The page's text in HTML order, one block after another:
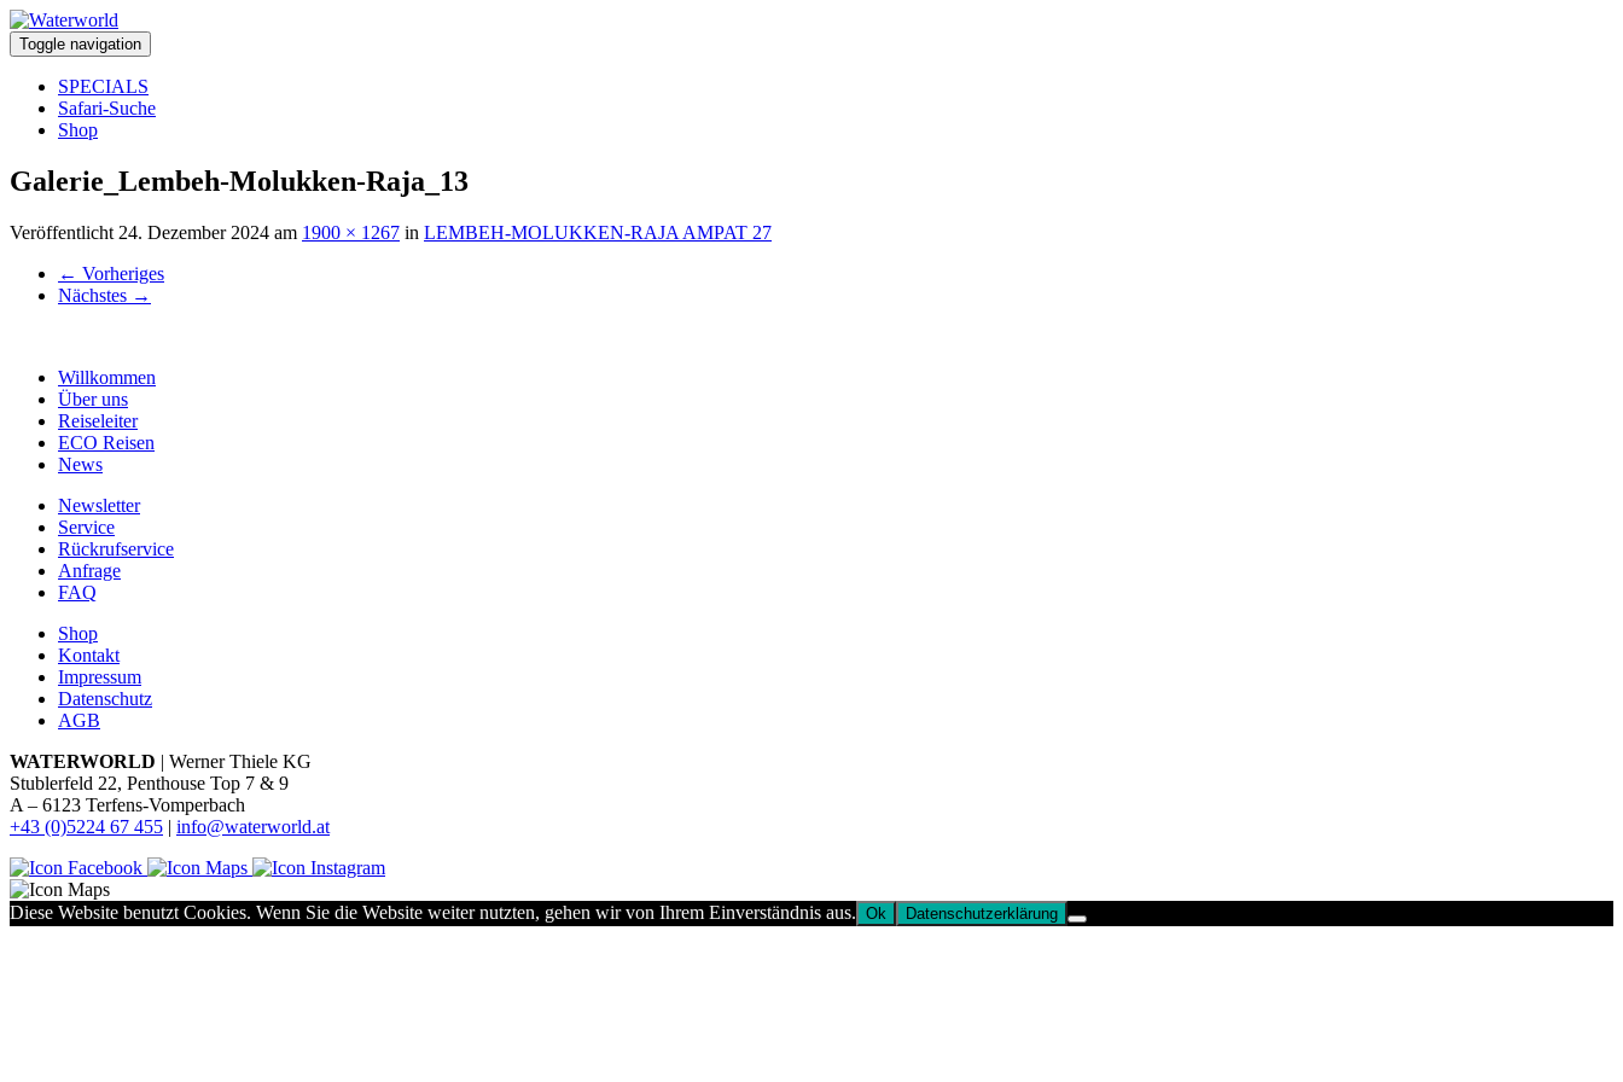
Toggle navigation
SPECIALS
Safari-Suche
Shop
Galerie_Lembeh-Molukken-Raja_13
Veröffentlicht 24. Dezember 2024 am 1900 × 1267 in LEMBEH-MOLUKKEN-RAJA AMPAT 27
← Vorheriges
Nächstes →
Willkommen
Über uns
Reiseleiter
ECO Reisen
News
Newsletter
Service
Rückrufservice
Anfrage
FAQ
Shop
Kontakt
Impressum
Datenschutz
AGB
WATERWORLD | Werner Thiele KG
Stublerfeld 22, Penthouse Top 7 & 9
A – 6123 Terfens-Vomperbach
+43 (0)5224 67 455 | info@waterworld.at
Diese Website benutzt Cookies. Wenn Sie die Website weiter nutzten, gehen wir von Ihrem Einverständnis aus. Ok Datenschutzerklärung